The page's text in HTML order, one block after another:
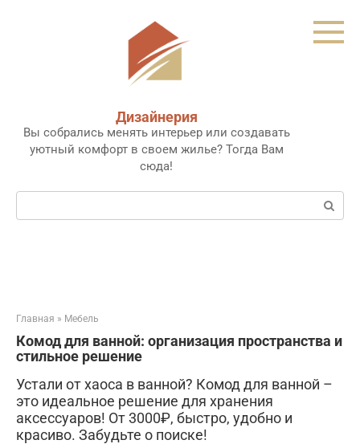
Дизайнерия
Вы собрались менять интерьер или создавать
уютный комфорт в своем жилье? Тогда Вам
сюда!
Поиск:
Главная » Мебель
Комод для ванной: организация пространства и
стильное решение
Устали от хаоса в ванной? Комод для ванной –
это идеальное решение для хранения
аксессуаров! От 3000₽, быстро, удобно и
красиво. Забудьте о поиске!